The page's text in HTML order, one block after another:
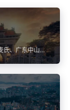
氏、广东中山麦